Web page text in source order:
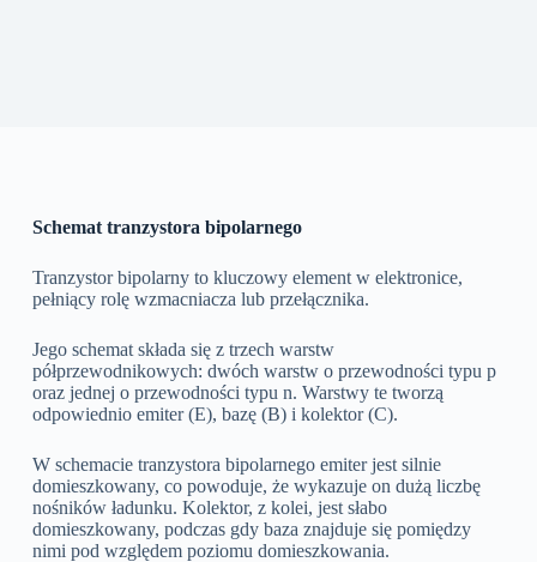
Schemat tranzystora bipolarnego
Tranzystor bipolarny to kluczowy element w elektronice,
pełniący rolę wzmacniacza lub przełącznika.
Jego schemat składa się z trzech warstw
półprzewodnikowych: dwóch warstw o przewodności typu p
oraz jednej o przewodności typu n. Warstwy te tworzą
odpowiednio emiter (E), bazę (B) i kolektor (C).
W schemacie tranzystora bipolarnego emiter jest silnie
domieszkowany, co powoduje, że wykazuje on dużą liczbę
nośników ładunku. Kolektor, z kolei, jest słabo
domieszkowany, podczas gdy baza znajduje się pomiędzy
nimi pod względem poziomu domieszkowania.